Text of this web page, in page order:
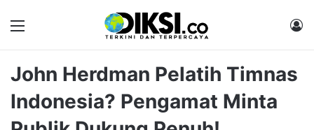
John Herdman Pelatih Timnas
Indonesia? Pengamat Minta